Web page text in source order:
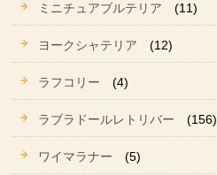
ミニチュアブルテリア (11)
ヨークシャテリア (12)
ラフコリー (4)
ラブラドールレトリバー (156)
ワイマラナー (5)